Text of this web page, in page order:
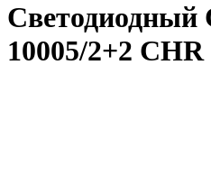
Светодиодный
10005/2+2